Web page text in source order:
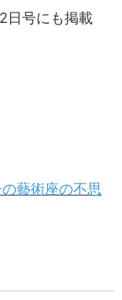
日号にも掲載
藝術座の不思